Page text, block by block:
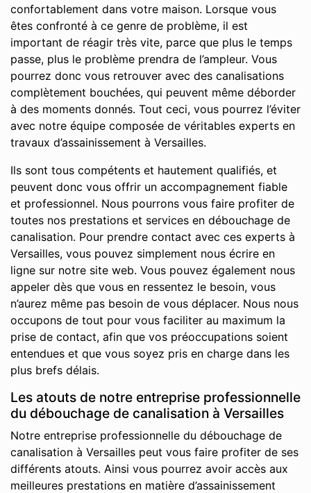
confortablement dans votre maison. Lorsque vous
êtes confronté à ce genre de problème, il est
important de réagir très vite, parce que plus le temps
passe, plus le problème prendra de l’ampleur. Vous
pourrez donc vous retrouver avec des canalisations
complètement bouchées, qui peuvent même déborder
à des moments donnés. Tout ceci, vous pourrez l’éviter
avec notre équipe composée de véritables experts en
travaux d’assainissement à Versailles.
Ils sont tous compétents et hautement qualifiés, et
peuvent donc vous offrir un accompagnement fiable
et professionnel. Nous pourrons vous faire profiter de
toutes nos prestations et services en débouchage de
canalisation. Pour prendre contact avec ces experts à
Versailles, vous pouvez simplement nous écrire en
ligne sur notre site web. Vous pouvez également nous
appeler dès que vous en ressentez le besoin, vous
n’aurez même pas besoin de vous déplacer. Nous nous
occupons de tout pour vous faciliter au maximum la
prise de contact, afin que vos préoccupations soient
entendues et que vous soyez pris en charge dans les
plus brefs délais.
Les atouts de notre entreprise professionnelle
du débouchage de canalisation à Versailles
Notre entreprise professionnelle du débouchage de
canalisation à Versailles peut vous faire profiter de ses
différents atouts. Ainsi vous pourrez avoir accès aux
meilleures prestations en matière d’assainissement